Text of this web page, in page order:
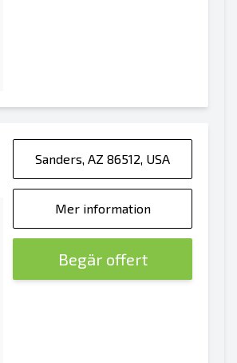
Sanders, AZ 86512, USA
Mer information
Begär offert